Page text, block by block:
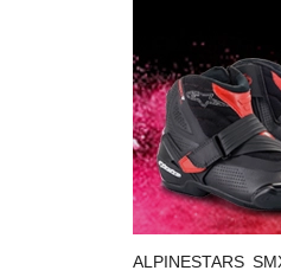
ALPINESTARS